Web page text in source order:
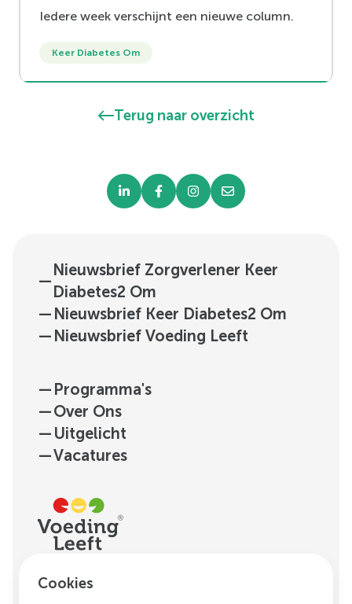
Iedere week verschijnt een nieuwe column.
Keer Diabetes Om
Terug naar overzicht
—
Nieuwsbrief Zorgverlener Keer
Diabetes2 Om
— Nieuwsbrief Keer Diabetes2 Om
— Nieuwsbrief Voeding Leeft
— Programma's
—Over Ons
— Uitgelicht
—Vacatures
H.J.E. Wenckebachweg
Cookies